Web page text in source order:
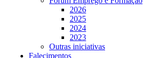
2026
2025
2024
2023
Outras iniciativas
Falecimentos